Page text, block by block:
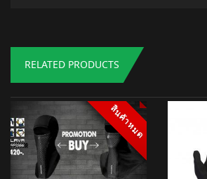
RELATED PRODUCTS
สินค้าหมด
สินค้าหมด